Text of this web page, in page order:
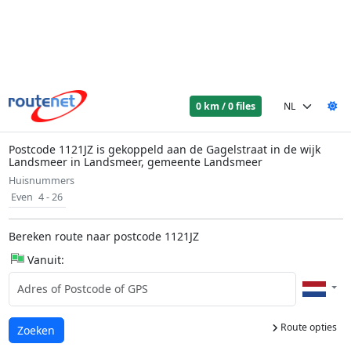
0 km / 0 files
Postcode 1121JZ is gekoppeld aan de Gagelstraat in de wijk
Landsmeer in Landsmeer, gemeente Landsmeer
Huisnummers
Even 4 - 26
Bereken route naar postcode 1121JZ
Vanuit:
Route opties
Laden...
Zoeken